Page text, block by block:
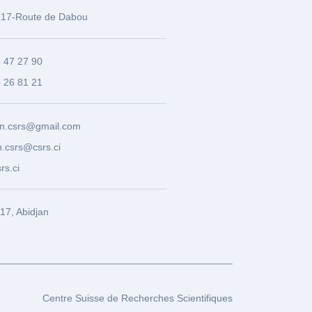
Route de Dabou
27 90
81 21
Abidjan
Centre Suisse de Recherches Scientifiques